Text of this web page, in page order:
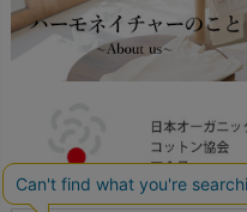
お問い合わせchevron_right